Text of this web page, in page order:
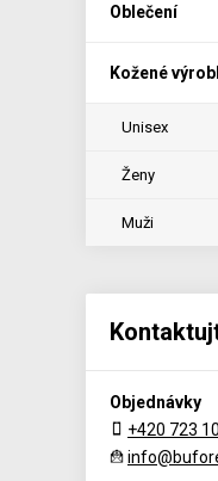
Oblečení
Kožené
Unisex
Ženy
Muži
Objednávky
+420 723